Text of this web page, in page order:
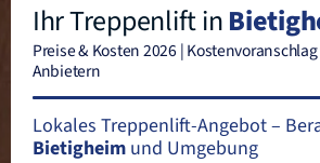
Ihr Treppenlift in
Preise & Kosten 2026 |
Anbietern
Lokales Treppenlift-Angebot –
Bietigheim und Umgebung